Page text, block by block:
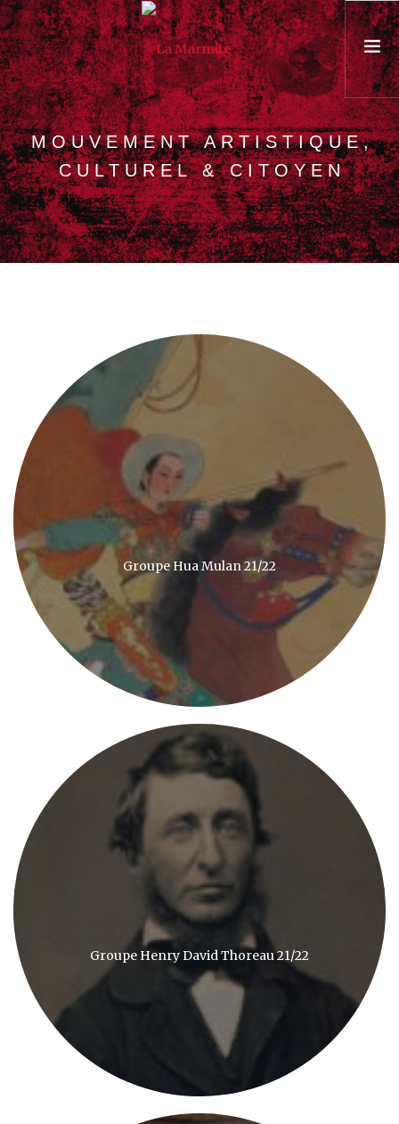
PRÉSENTATION
ASSOCIATION & ÉQUIPE
PARCOURS
UNIVERSITÉ POPULAIRE
CONSEIL & FORMATION
MOUVEMENT ARTISTIQUE,
CULTUREL & CITOYEN
Groupe Hua Mulan 21/22
Groupe Henry David Thoreau 21/22